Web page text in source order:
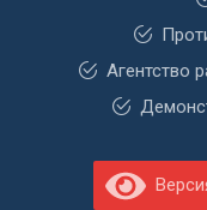
Агентство